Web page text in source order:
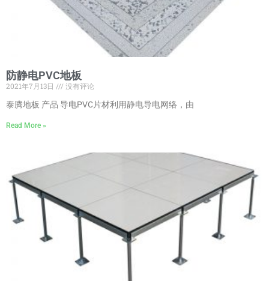
防静电PVC地板
2021年7月13日
没有评论
泰腾地板 产品 导电PVC片材利用静电导电网络，由
Read More »